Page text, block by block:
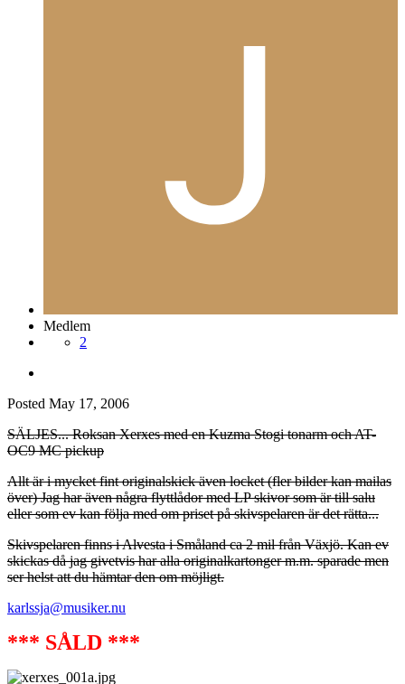
Medlem
2
Posted May 17, 2006
SÄLJES... Roksan Xerxes med en Kuzma Stogi tonarm och AT-
OC9 MC pickup
Allt är i mycket fint originalskick även locket (fler bilder kan mailas
över) Jag har även några flyttlådor med LP skivor som är till salu
eller som ev kan följa med om priset på skivspelaren är det rätta...
Skivspelaren finns i Alvesta i Småland ca 2 mil från Växjö. Kan ev
skickas då jag givetvis har alla originalkartonger m.m. sparade men
ser helst att du hämtar den om möjligt.
karlssja@musiker.nu
*** SÅLD ***